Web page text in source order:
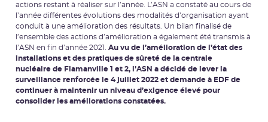
actions restant à réaliser sur l’année. L’ASN a constaté au cours de
l’année différentes évolutions des modalités d’organisation ayant
conduit à une amélioration des résultats. Un bilan finalisé de
l’ensemble des actions d’amélioration a également été transmis à
l’ASN en fin d’année 2021. Au vu de l’amélioration de l’état des
installations et des pratiques de sûreté de la centrale
nucléaire de Flamanville 1 et 2, l’ASN a décidé de lever la
surveillance renforcée le 4 juillet 2022 et demande à EDF de
continuer à maintenir un niveau d’exigence élevé pour
consolider les améliorations constatées.